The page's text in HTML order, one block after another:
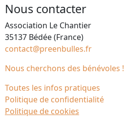
Nous contacter
Association Le Chantier
35137 Bédée (France)
contact@preenbulles.fr
Nous cherchons des bénévoles !
Toutes les infos pratiques
Politique de confidentialité
Politique de cookies